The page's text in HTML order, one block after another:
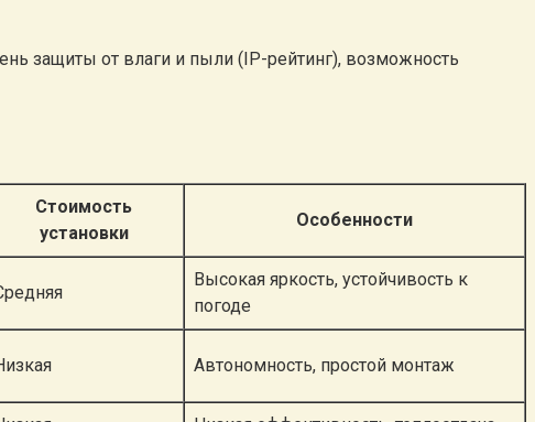
защиты от влаги и пыли (IP-рейтинг), возможность
Стоимость
установки
Особенности
Высокая яркость, устойчивость к
погоде
Автономность, простой монтаж